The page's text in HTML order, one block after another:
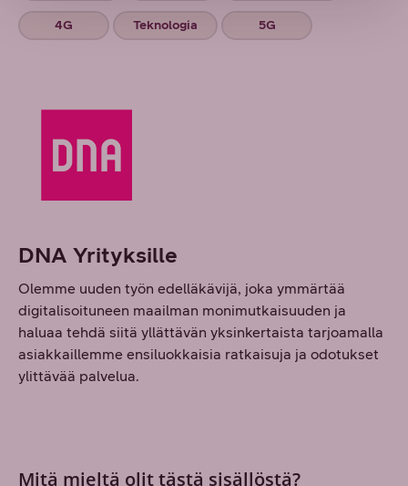
4G Teknologia 5G
DNA Yrityksille
Olemme uuden työn edelläkävijä, joka ymmärtää
digitalisoituneen maailman monimutkaisuuden ja
haluaa tehdä siitä yllättävän yksinkertaista tarjoamalla
asiakkaillemme ensiluokkaisia ratkaisuja ja odotukset
ylittävää palvelua.
Mitä mieltä olit tästä sisällöstä?